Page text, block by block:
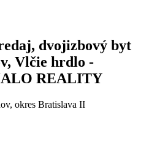
dvojizbový byt
Vlčie hrdlo -
REALITY
okres Bratislava II